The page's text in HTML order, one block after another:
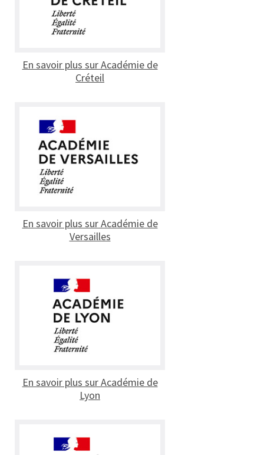
En savoir plus sur Académie de
Créteil
En savoir plus sur Académie de
Versailles
En savoir plus sur Académie de
Lyon